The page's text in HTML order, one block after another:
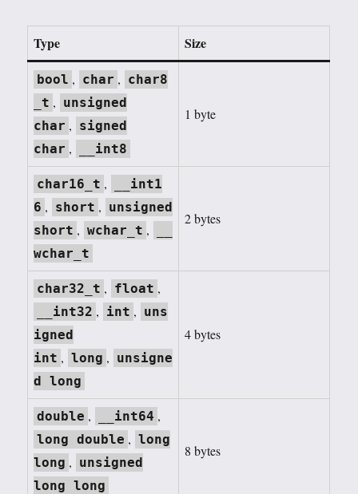
Type Size
bool , char , char8
_t , unsigned
char , signed
char , __int8
1 byte
char16_t ,
__int1
6 , short , unsigned
short , wchar_t ,
wchar_t
2 bytes
char32_t , float ,
__int32 , int , uns
igned
int , long , unsigne
d long
4 bytes
double , __int64 ,
long double , long
long , unsigned
long long
8 bytes